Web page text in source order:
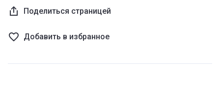
Поделиться страницей
Добавить в избранное